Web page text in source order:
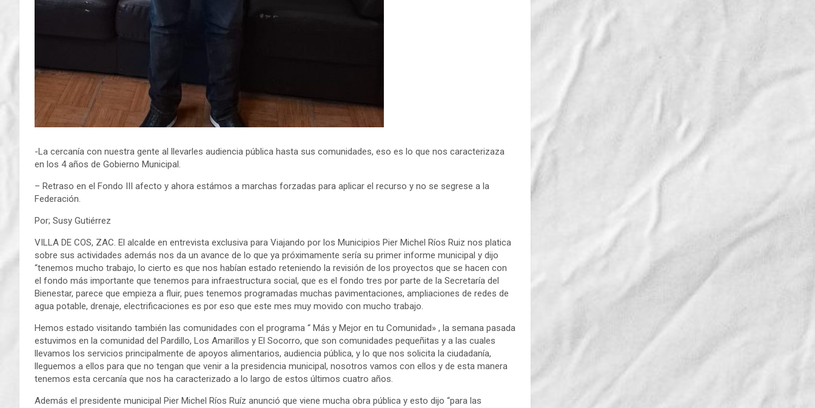
-La cercanía con nuestra gente al llevarles audiencia pública hasta sus comunidades, eso es lo que nos caracterizaza
en los 4 años de Gobierno Municipal.
– Retraso en el Fondo III afecto y ahora estámos a marchas forzadas para aplicar el recurso y no se segrese a la
Federación.
Por; Susy Gutiérrez
VILLA DE COS, ZAC. El alcalde en entrevista exclusiva para Viajando por los Municipios Pier Michel Ríos Ruiz nos platica
sobre sus actividades además nos da un avance de lo que ya próximamente sería su primer informe municipal y dijo
“tenemos mucho trabajo, lo cierto es que nos habían estado reteniendo la revisión de los proyectos que se hacen con
el fondo más importante que tenemos para infraestructura social, que es el fondo tres por parte de la Secretaría del
Bienestar, parece que empieza a fluir, pues tenemos programadas muchas pavimentaciones, ampliaciones de redes de
agua potable, drenaje, electrificaciones es por eso que este mes muy movido con mucho trabajo.
Hemos estado visitando también las comunidades con el programa “ Más y Mejor en tu Comunidad» , la semana pasada
estuvimos en la comunidad del Pardillo, Los Amarillos y El Socorro, que son comunidades pequeñitas y a las cuales
llevamos los servicios principalmente de apoyos alimentarios, audiencia pública, y lo que nos solicita la ciudadanía,
lleguemos a ellos para que no tengan que venir a la presidencia municipal, nosotros vamos con ellos y de esta manera
tenemos esta cercanía que nos ha caracterizado a lo largo de estos últimos cuatro años.
Además el presidente municipal Pier Michel Ríos Ruíz anunció que viene mucha obra pública y esto dijo “para las